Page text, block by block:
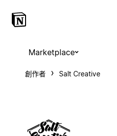
Marketplace
創作者 Salt Creative